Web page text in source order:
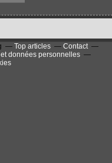
Top articles
Contact
données personnelles